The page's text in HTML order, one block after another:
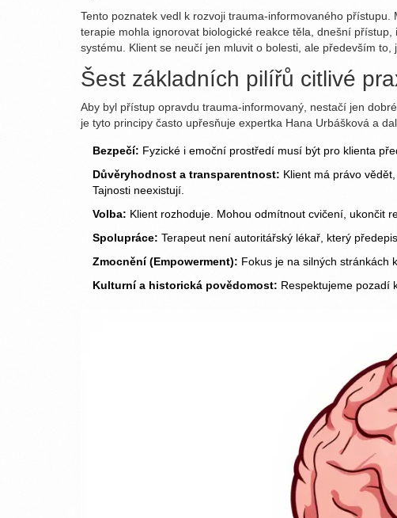
Tento poznatek vedl k rozvoji trauma-informovaného
terapie mohla ignorovat biologické reakce těla, dnešní
systému. Klient se neučí jen mluvit o bolesti, ale především
Šest základních pilířů citlivé
Aby byl přístup opravdu trauma-informovaný, nestačí jen
je tyto principy často upřesňuje expertka Hana Urbášková a
Bezpečí: Fyzické i emoční prostředí musí být pro klienta
Důvěryhodnost a transparentnost: Klient má právo
Tajnosti neexistují.
Volba: Klient rozhoduje. Mohou odmítnout cvičení, ukončit
Spolupráce: Terapeut není autoritářský lékař, který
Zmocnění (Empowerment): Fokus je na silných stránkách
Kulturní a historická povědomost: Respektujeme pozadí